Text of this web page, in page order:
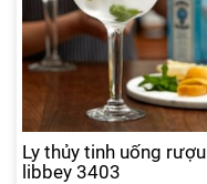
Ly thủy tinh uống rượu
libbey 3403